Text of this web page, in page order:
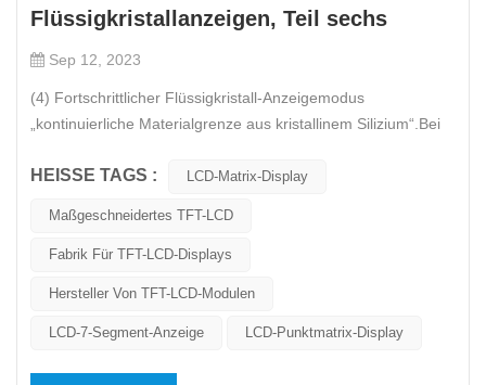
Flüssigkristallanzeigen, Teil sechs
Sep 12, 2023
(4) Fortschrittlicher Flüssigkristall-Anzeigemodus
„kontinuierliche Materialgrenze aus kristallinem Silizium“.Bei
dynamischen Films zu einer Bildverzögerung, die durch die
Flüssigkristallbildsc...
HEISSE TAGS : LCD-Matrix-Display
Maßgeschneidertes TFT-LCD
Fabrik Für TFT-LCD-Displays
Hersteller Von TFT-LCD-Modulen
LCD-7-Segment-Anzeige LCD-Punktmatrix-Display